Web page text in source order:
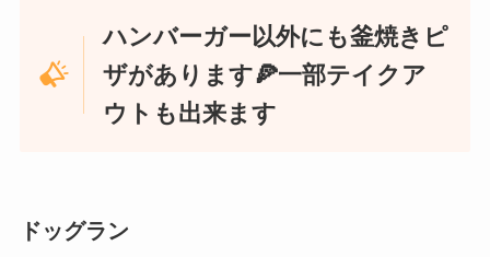
ハンバーガー以外にも釜焼きピ
ザがあります🍕一部テイクア
ウトも出来ます
ドッグラン